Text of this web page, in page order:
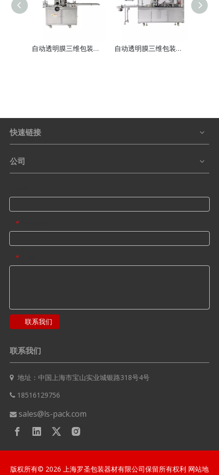
自动透明膜三维包装机 LS-170 自动透明膜三维包装机 LS-300S
快速链接
公司
*
*
联系我们
联系我们
 地址：中国上海市宝山实业城银路318号4号
 18516129756
 sales@ls-pack.com
版权所有© 2026 上海罗圣包装器材有限公司保留所有权利 网站地